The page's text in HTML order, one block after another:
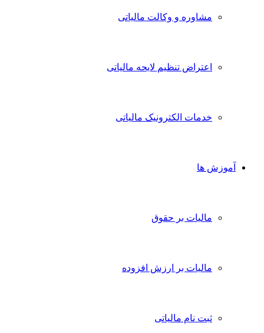
مشاوره و وکالت مالیاتی
اعتراض تنظیم لایحه مالیاتی
خدمات الکترونیک مالیاتی
آموزش ها
مالیات بر حقوق
مالیات بر ارزش افزوده
ثبت نام مالیاتی